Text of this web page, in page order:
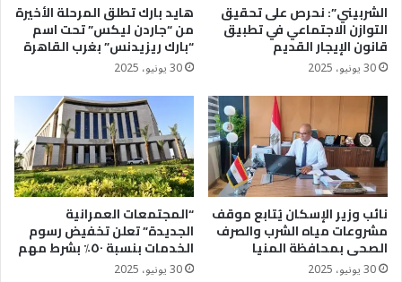
الشربيني”: نحرص على تحقيق
التوازن الاجتماعي في تطبيق
قانون الإيجار القديم
30 يونيو، 2025
هايد بارك تطلق المرحلة الأخيرة
من “جاردن ليكس” تحت اسم
“بارك ريزيدنس” بغرب القاهرة
30 يونيو، 2025
نائب وزير الإسكان يُتابع موقف
مشروعات مياه الشرب والصرف
الصحى بمحافظة المنيا
30 يونيو، 2025
“المجتمعات العمرانية
الجديدة” تعلن تخفيض رسوم
الخدمات بنسبة ٥٠٪؜ بشرط مهم
30 يونيو، 2025